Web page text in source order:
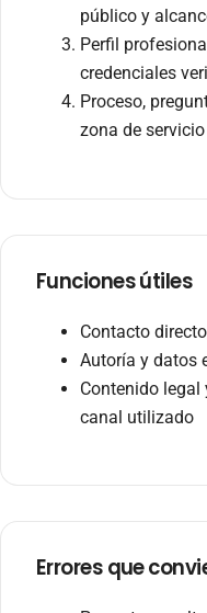
público y
Perfil
credenciales
Proceso,
zona de
Funciones útiles
Contacto
Autoría y datos
Contenido
canal utilizado
Errores que